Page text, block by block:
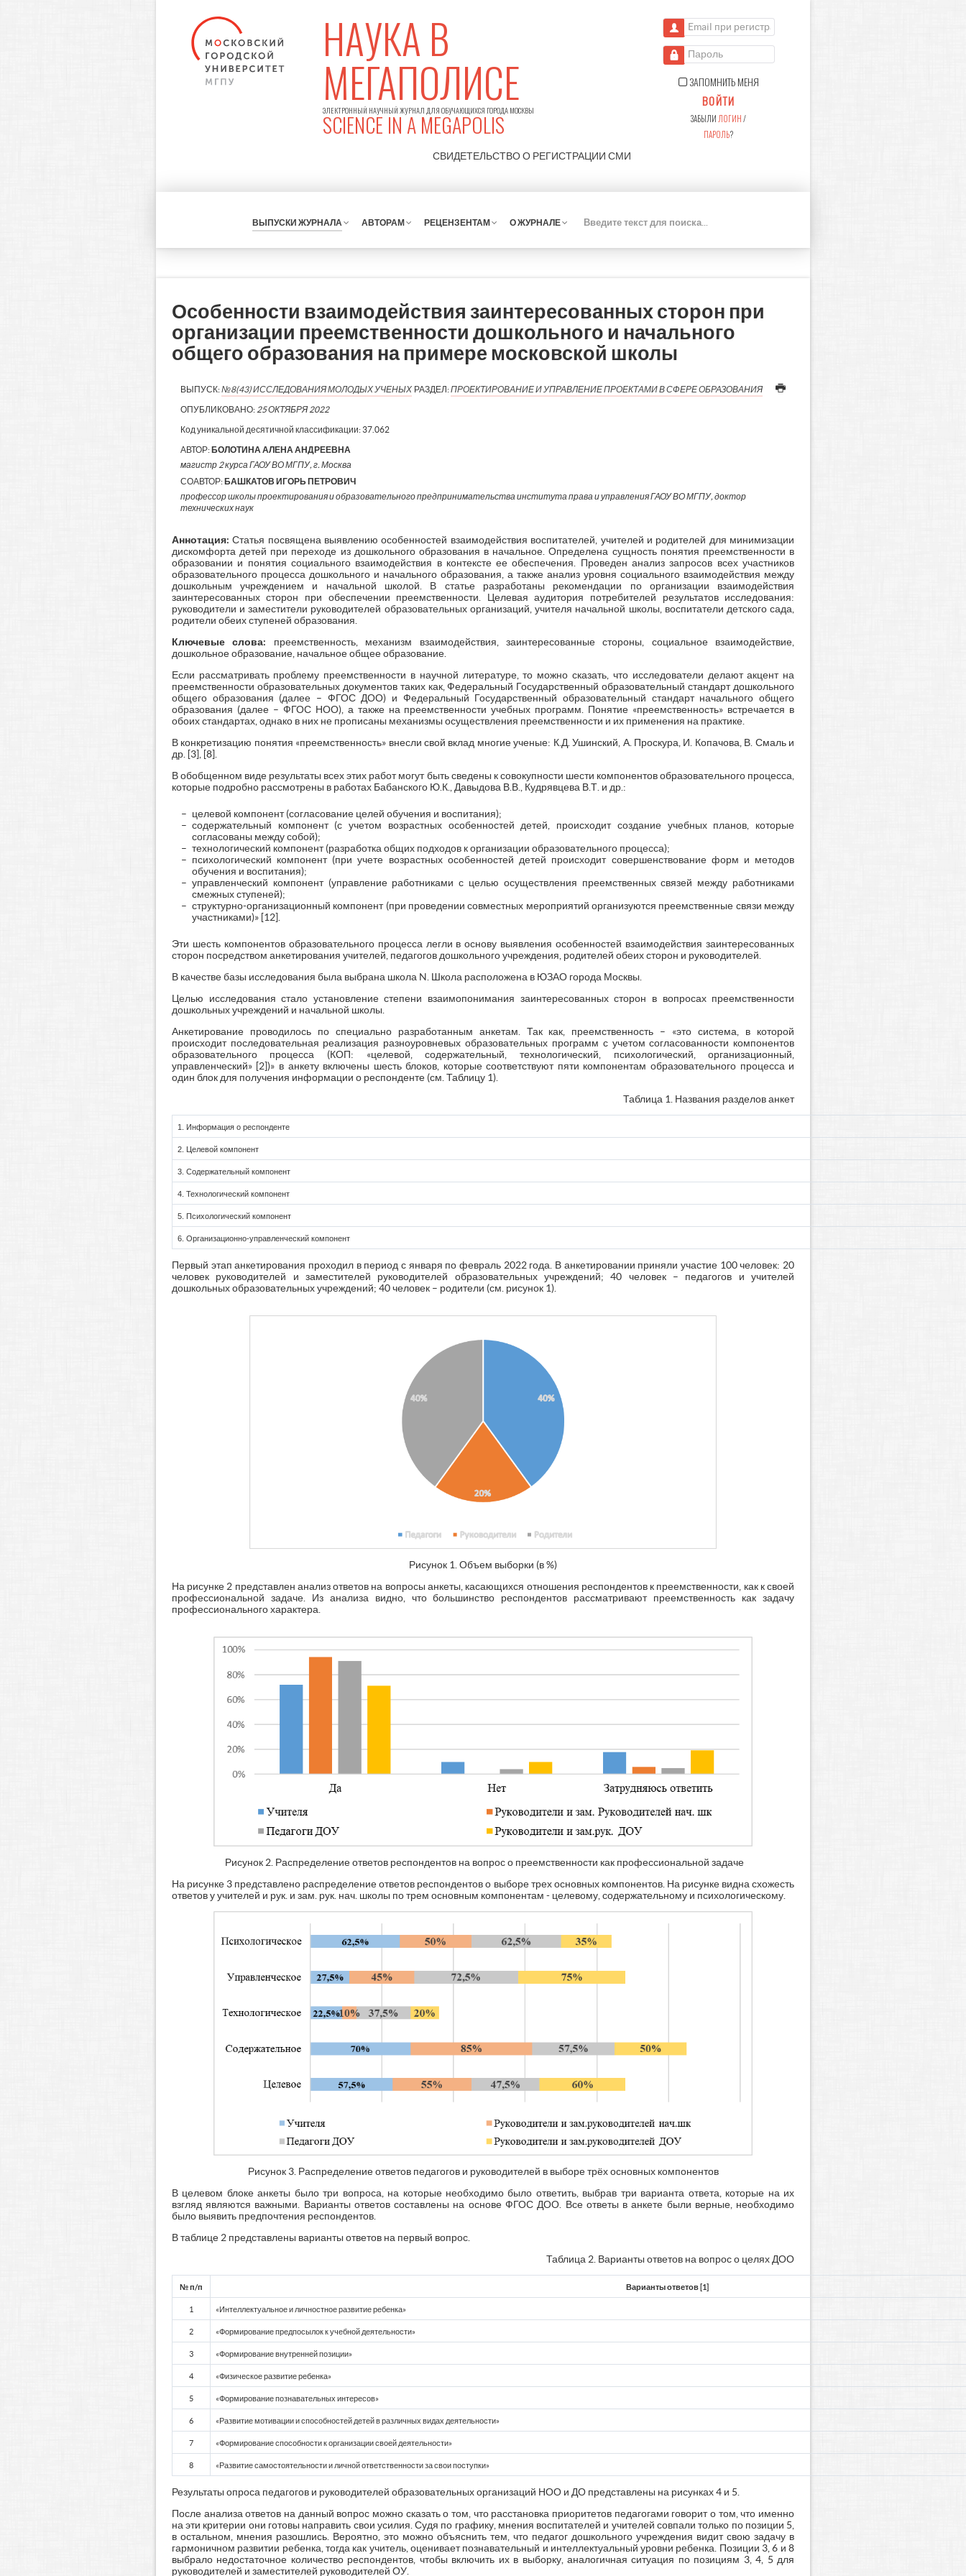
НАУКА В
МЕГАПОЛИСЕ
ЭЛЕКТРОННЫЙ НАУЧНЫЙ ЖУРНАЛ ДЛЯ ОБУЧАЮЩИХСЯ ГОРОДА МОСКВЫ
SCIENCE IN A MEGAPOLIS
СВИДЕТЕЛЬСТВО О РЕГИСТРАЦИИ СМИ
Email при регистрации
Пароль
ЗАПОМНИТЬ МЕНЯ
ВОЙТИ
ЗАБЫЛИ ЛОГИН/
ПАРОЛЬ?
ВЫПУСКИ ЖУРНАЛА АВТОРАМ РЕЦЕНЗЕНТАМ О ЖУРНАЛЕ
К
Особенности взаимодействия заинтересованных сторон при
организации преемственности дошкольного и начального
общего образования на примере московской школы
ВЫПУСК:№8(43) ИССЛЕДОВАНИЯ МОЛОДЫХ УЧЕНЫХ РАЗДЕЛ:ПРОЕКТИРОВАНИЕ И УПРАВЛЕНИЕ ПРОЕКТАМИ В СФЕРЕ ОБРАЗОВАНИЯ
ОПУБЛИКОВАНО: 25 ОКТЯБРЯ 2022
Код уникальной десятичной классификации: 37.062
АВТОР: БОЛОТИНА АЛЕНА АНДРЕЕВНА
магистр 2 курса ГАОУ ВО МГПУ, г. Москва
СОАВТОР: БАШКАТОВ ИГОРЬ ПЕТРОВИЧ
профессор школы проектирования и образовательного предпринимательства института права и управления ГАОУ ВО МГПУ, доктор
технических наук
Аннотация:Статья посвящена выявлению особенностей взаимодействия воспитателей, учителей и родителей для минимизации
дискомфорта детей при переходе из дошкольного образования в начальное. Определена сущность понятия преемственности в
образовании и понятия социального взаимодействия в контексте ее обеспечения. Проведен анализ запросов всех участников
образовательного процесса дошкольного и начального образования, а также анализ уровня социального взаимодействия между
дошкольным учреждением и начальной школой. В статье разработаны рекомендации по организации взаимодействия
заинтересованных сторон при обеспечении преемственности. Целевая аудитория потребителей результатов исследования:
руководители и заместители руководителей образовательных организаций, учителя начальной школы, воспитатели детского сада,
родители обеих ступеней образования.
Ключевые слова: преемственность, механизм взаимодействия, заинтересованные стороны, социальное взаимодействие,
дошкольное образование, начальное общее образование.
Если рассматривать проблему преемственности в научной литературе, то можно сказать, что исследователи делают акцент на
преемственности образовательных документов таких как, Федеральный Государственный образовательный стандарт дошкольного
общего образования (далее – ФГОС ДОО) и Федеральный Государственный образовательный стандарт начального общего
образования (далее – ФГОС НОО), а также на преемственности учебных программ. Понятие «преемственность» встречается в
обоих стандартах, однако в них не прописаны механизмы осуществления преемственности и их применения на практике.
В конкретизацию понятия «преемственность» внесли свой вклад многие ученые: К.Д. Ушинский, А. Проскура, И. Копачова, В. Смаль и
др. [3], [8].
В обобщенном виде результаты всех этих работ могут быть сведены к совокупности шести компонентов образовательного процесса,
которые подробно рассмотрены в работах Бабанского Ю.К., Давыдова В.В., Кудрявцева В.Т. и др.:
целевой компонент (согласование целей обучения и воспитания);
содержательный компонент (с учетом возрастных особенностей детей, происходит создание учебных планов, которые
согласованы между собой);
технологический компонент (разработка общих подходов к организации образовательного процесса);
психологический компонент (при учете возрастных особенностей детей происходит совершенствование форм и методов
обучения и воспитания);
управленческий компонент (управление работниками с целью осуществления преемственных связей между работниками
смежных ступеней);
структурно-организационный компонент (при проведении совместных мероприятий организуются преемственные связи между
участниками)» [12].
Эти шесть компонентов образовательного процесса легли в основу выявления особенностей взаимодействия заинтересованных
сторон посредством анкетирования учителей, педагогов дошкольного учреждения, родителей обеих сторон и руководителей.
В качестве базы исследования была выбрана школа N. Школа расположена в ЮЗАО города Москвы.
Целью исследования стало установление степени взаимопонимания заинтересованных сторон в вопросах преемственности
дошкольных учреждений и начальной школы.
Анкетирование проводилось по специально разработанным анкетам. Так как, преемственность – «это система, в которой
происходит последовательная реализация разноуровневых образовательных программ с учетом согласованности компонентов
образовательного процесса (КОП: «целевой, содержательный, технологический, психологический, организационный,
управленческий» [2])» в анкету включены шесть блоков, которые соответствуют пяти компонентам образовательного процесса и
один блок для получения информации о респонденте (см. Таблицу 1).
Таблица 1. Названия разделов анкет
1. Информация о респонденте
2. Целевой компонент
3. Содержательный компонент
4. Технологический компонент
5. Психологический компонент
6. Организационно-управленческий компонент
Первый этап анкетирования проходил в период с января по февраль 2022 года. В анкетировании приняли участие 100 человек: 20
человек руководителей и заместителей руководителей образовательных учреждений; 40 человек – педагогов и учителей
дошкольных образовательных учреждений; 40 человек – родители (см. рисунок 1).
Рисунок 1. Объем выборки (в %)
На рисунке 2 представлен анализ ответов на вопросы анкеты, касающихся отношения респондентов к преемственности, как к своей
профессиональной задаче. Из анализа видно, что большинство респондентов рассматривают преемственность как задачу
профессионального характера.
Рисунок 2. Распределение ответов респондентов на вопрос о преемственности как профессиональной задаче
На рисунке 3 представлено распределение ответов респондентов о выборе трех основных компонентов. На рисунке видна схожесть
ответов у учителей и рук. и зам. рук. нач. школы по трем основным компонентам - целевому, содержательному и психологическому.
Рисунок 3. Распределение ответов педагогов и руководителей в выборе трёх основных компонентов
В целевом блоке анкеты было три вопроса, на которые необходимо было ответить, выбрав три варианта ответа, которые на их
взгляд являются важными. Варианты ответов составлены на основе ФГОС ДОО. Все ответы в анкете были верные, необходимо
было выявить предпочтения респондентов.
В таблице 2 представлены варианты ответов на первый вопрос.
Таблица 2. Варианты ответов на вопрос о целях ДОО
№ п/п Варианты ответов [1]
1 «Интеллектуальное и личностное развитие ребенка»
2 «Формирование предпосылок к учебной деятельности»
3 «Формирование внутренней позиции»
4 «Физическое развитие ребенка»
5 «Формирование познавательных интересов»
6 «Развитие мотивации и способностей детей в различных видах деятельности»
7 «Формирование способности к организации своей деятельности»
8 «Развитие самостоятельности и личной ответственности за свои поступки»
Результаты опроса педагогов и руководителей образовательных организаций НОО и ДО представлены на рисунках 4 и 5.
После анализа ответов на данный вопрос можно сказать о том, что расстановка приоритетов педагогами говорит о том, что именно
на эти критерии они готовы направить свои усилия. Судя по графику, мнения воспитателей и учителей совпали только по позиции 5,
в остальном, мнения разошлись. Вероятно, это можно объяснить тем, что педагог дошкольного учреждения видит свою задачу в
гармоничном развитии ребенка, тогда как учитель, оценивает познавательный и интеллектуальный уровни ребенка. Позиции 3, 6 и 8
выбрало недостаточное количество респондентов, чтобы включить их в выборку, аналогичная ситуация по позициям 3, 4, 5 для
руководителей и заместителей руководителей ОУ.